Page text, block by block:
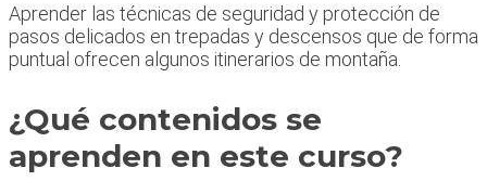
Aprender las técnicas de seguridad y protección de
pasos delicados en trepadas y descensos que de forma
puntual ofrecen algunos itinerarios de montaña.
¿Qué contenidos se
aprenden en este curso?